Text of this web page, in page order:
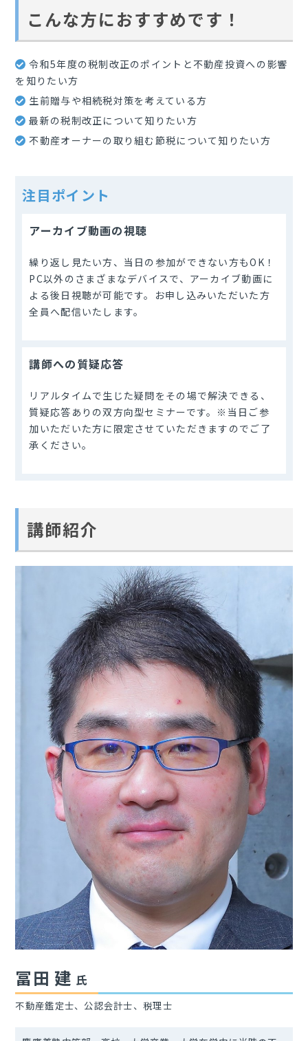
こんな方におすすめです！
令和5年度の税制改正のポイントと不動産投資への影響
を知りたい方
生前贈与や相続税対策を考えている方
最新の税制改正について知りたい方
不動産オーナーの取り組む節税について知りたい方
注目ポイント
アーカイブ動画の視聴
繰り返し見たい方、当日の参加ができない方もOK！
PC以外のさまざまなデバイスで、アーカイブ動画に
よる後日視聴が可能です。お申し込みいただいた方
全員へ配信いたします。
講師への質疑応答
リアルタイムで生じた疑問をその場で解決できる、
質疑応答ありの双方向型セミナーです。※当日ご参
加いただいた方に限定させていただきますのでご了
承ください。
講師紹介
冨田 建 氏
不動産鑑定士、公認会計士、税理士